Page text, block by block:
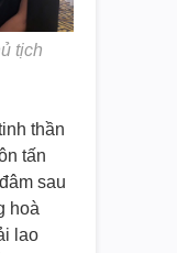
tịch
thần
tấn
sau
hoà
lao